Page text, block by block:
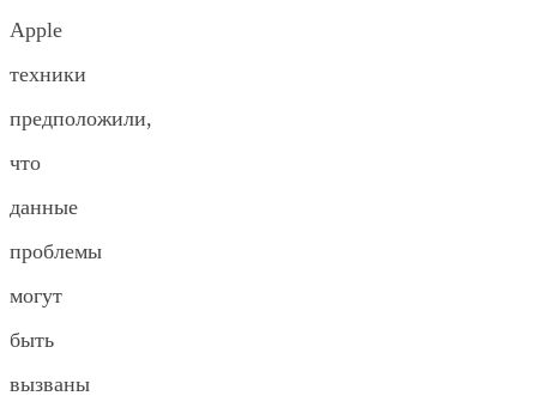
Apple
техники
предположили,
что
данные
проблемы
могут
быть
вызваны